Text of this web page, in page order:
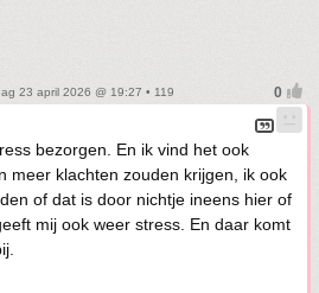
23 april 2026 @ 19:27 • 119
bezorgen. En ik vind het ook
meer klachten zouden krijgen, ik ook
of dat is door nichtje ineens hier of
mij ook weer stress. En daar komt